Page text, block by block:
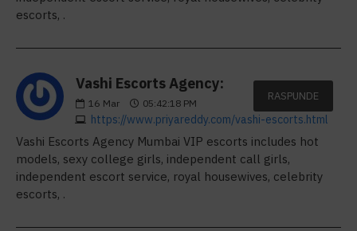
escorts, .
Vashi Escorts Agency:
16 Mar 05:42:18 PM
https://www.priyareddy.com/vashi-escorts.html
RASPUNDE
Vashi Escorts Agency Mumbai VIP escorts includes hot
models, sexy college girls, independent call girls,
independent escort service, royal housewives, celebrity
escorts, .